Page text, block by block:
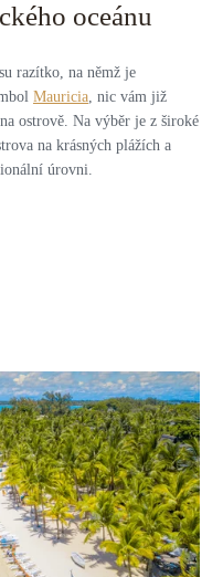
oceánu
razítko, na němž je
Mauricia, nic vám již
ostrově. Na výběr je z široké
na krásných plážích a
úrovni.